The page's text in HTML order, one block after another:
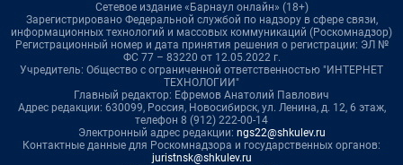
Сетевое издание «Барнаул онлайн» (18+)
Зарегистрировано Федеральной службой по надзору в сфере связи,
информационных технологий и массовых коммуникаций (Роскомнадзор)
Регистрационный номер и дата принятия решения о регистрации: ЭЛ №
ФС 77 – 83220 от 12.05.2022 г.
Учредитель: Общество с ограниченной ответственностью "ИНТЕРНЕТ
ТЕХНОЛОГИИ"
Главный редактор: Ефремов Анатолий Павлович
Адрес редакции: 630099, Россия, Новосибирск, ул. Ленина, д. 12, 6 этаж,
телефон 8 (912) 222-00-14
Электронный адрес редакции: ngs22@shkulev.ru
Контактные данные для Роскомнадзора и государственных органов:
juristnsk@shkulev.ru